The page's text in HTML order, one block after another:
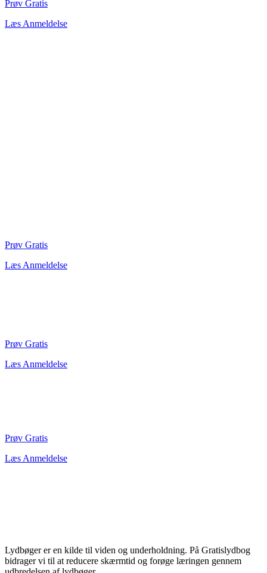
Prøv Gratis
Læs Anmeldelse
Prøv Gratis
Læs Anmeldelse
Prøv Gratis
Læs Anmeldelse
Prøv Gratis
Læs Anmeldelse
Lydbøger er en kilde til viden og underholdning. På Gratislydbog
bidrager vi til at reducere skærmtid og forøge læringen gennem